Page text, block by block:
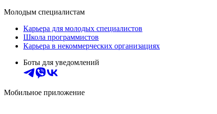
Молодым специалистам
Карьера для молодых специалистов
Школа программистов
Карьера в некоммерческих организациях
Боты для уведомлений
Мобильное приложение